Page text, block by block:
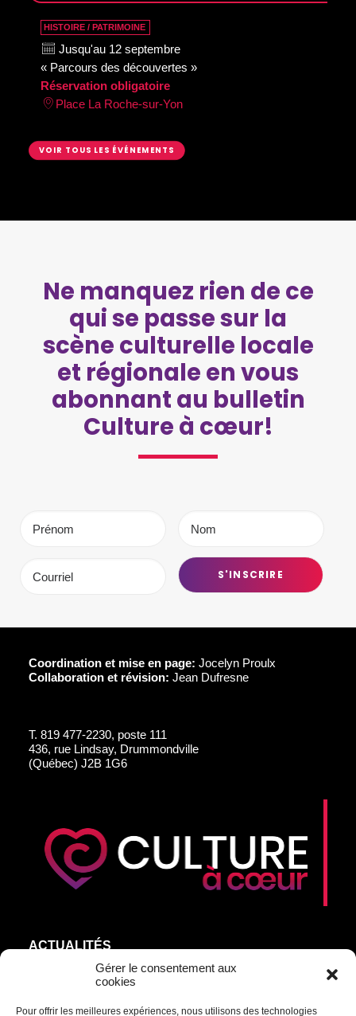
Gérer le consentement aux
cookies
Pour offrir les meilleures expériences, nous utilisons des technologies
HISTOIRE / PATRIMOINE
Jusqu'au 12 septembre
« Parcours des découvertes »
Réservation obligatoire
Place La Roche-sur-Yon
VOIR TOUS LES ÉVÉNEMENTS
Ne manquez rien de ce
qui se passe sur la
scène culturelle locale
et régionale en vous
abonnant au bulletin
Culture à cœur!
Coordination et mise en page: Jocelyn Proulx
Collaboration et révision: Jean Dufresne
T. 819 477-2230, poste 111
436, rue Lindsay, Drummondville
(Québec) J2B 1G6
ACTUALITÉS
AGEND’ART
NOS ARTISTES
ÉDITIONS